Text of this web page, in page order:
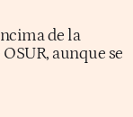
de la
aunque se